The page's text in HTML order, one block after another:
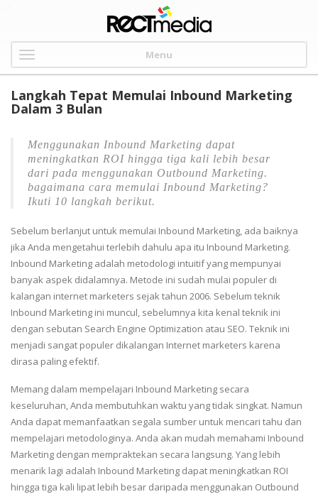
Menu
Langkah Tepat Memulai Inbound Marketing
Dalam 3 Bulan
Menggunakan Inbound Marketing dapat
meningkatkan ROI hingga tiga kali lebih besar
dari pada menggunakan Outbound Marketing.
bagaimana cara memulai Inbound Marketing?
Ikuti 10 langkah berikut.
Sebelum berlanjut untuk memulai Inbound Marketing, ada baiknya
jika Anda mengetahui terlebih dahulu apa itu Inbound Marketing.
Inbound Marketing adalah metodologi intuitif yang mempunyai
banyak aspek didalamnya. Metode ini sudah mulai populer di
kalangan internet marketers sejak tahun 2006. Sebelum teknik
Inbound Marketing ini muncul, sebelumnya kita kenal teknik ini
dengan sebutan Search Engine Optimization atau SEO. Teknik ini
menjadi sangat populer dikalangan Internet marketers karena
dirasa paling efektif.
Memang dalam mempelajari Inbound Marketing secara
keseluruhan, Anda membutuhkan waktu yang tidak singkat. Namun
Anda dapat memanfaatkan segala sumber untuk mencari tahu dan
mempelajari metodologinya. Anda akan mudah memahami Inbound
Marketing dengan mempraktekan secara langsung. Yang lebih
menarik lagi adalah Inbound Marketing dapat meningkatkan ROI
hingga tiga kali lipat lebih besar daripada menggunakan Outbound